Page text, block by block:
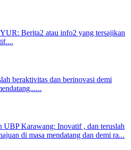
Berita2 atau info2 yang tersajikan
beraktivitas dan berinovasi demi
UBP Karawang: Inovatif , dan teruslah
di masa mendatang dan demi ra...